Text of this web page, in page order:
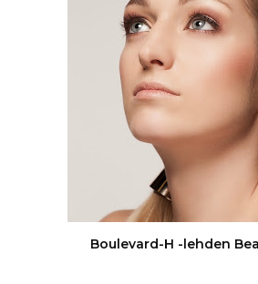
Boulevard-H -lehden